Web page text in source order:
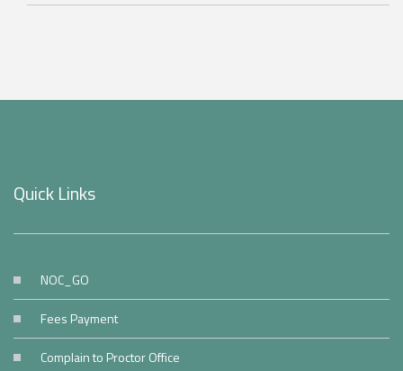
Quick Links
NOC_GO
Fees Payment
Complain to Proctor Office